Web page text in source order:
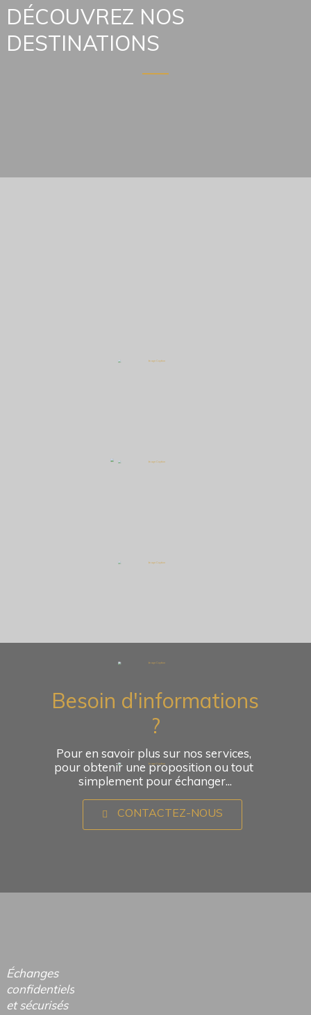
DÉCOUVREZ NOS
DESTINATIONS
Besoin d'informations
?
Pour en savoir plus sur nos services,
pour obtenir une proposition ou tout
simplement pour échanger...
CONTACTEZ-NOUS
Échanges
confidentiels
et sécurisés